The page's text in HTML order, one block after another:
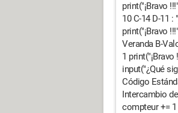
print("¡Bravo
10 C-14 D-11 :
print("¡Bravo
Veranda B-
1 print("¡Bravo
input("¿Qué
Código
Intercambio
compteur += 1